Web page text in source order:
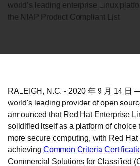
world’s leading enterprise Linux
the NIAP Product Compliant List
RALEIGH, N.C. - 2020 年 9 月 14 日
world's leading provider of open
announced that Red Hat Enterprise
solidified itself as a platform of choice
more secure computing, with Red
achieving Common Criteria
Commercial Solutions for Classified